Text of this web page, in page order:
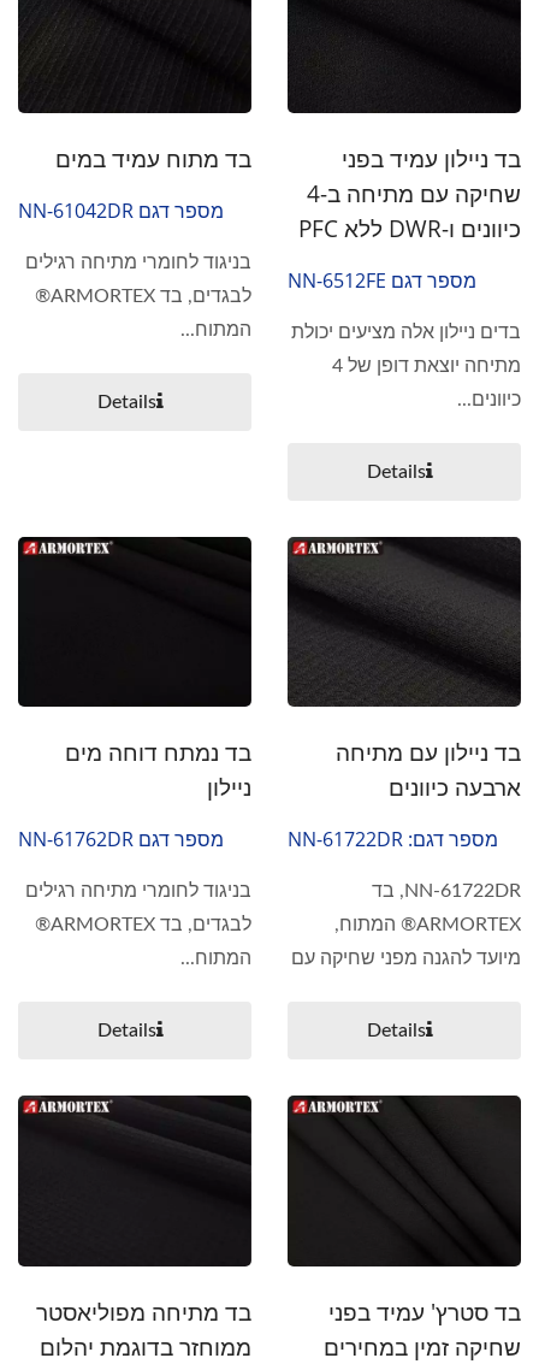
בד ניילון עמיד בפני
שחיקה עם מתיחה ב-4
כיוונים ו-DWR ללא PFC
מספר דגם NN-6512FE
בדים ניילון אלה מציעים יכולת
מתיחה יוצאת דופן של 4
כיוונים...
Details
בד מתוח עמיד במים
מספר דגם NN-61042DR
בניגוד לחומרי מתיחה רגילים
לבגדים, בד ARMORTEX®
המתוח...
Details
בד ניילון עם מתיחה
ארבעה כיוונים
מספר דגם: NN-61722DR
NN-61722DR, בד
ARMORTEX® המתוח,
מיועד להגנה מפני שחיקה עם
Details
בד נמתח דוחה מים
ניילון
מספר דגם NN-61762DR
בניגוד לחומרי מתיחה רגילים
לבגדים, בד ARMORTEX®
המתוח...
Details
בד סטרץ' עמיד בפני
שחיקה זמין במחירים
בד מתיחה מפוליאסטר
ממוחזר בדוגמת יהלום